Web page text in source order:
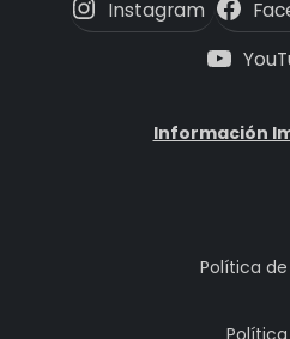
Instagram
Información
Política